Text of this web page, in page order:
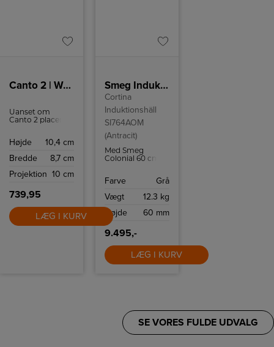
Canto 2 | Wall Light | Galvanized
Uanset om
Canto 2 placeres
helt speciel
Højde
10,4 cm
Bredde
8,7 cm
Projektion 10 cm
739,95
LÆG I KURV
Smeg Induktionskogeplade SI764AOM
Cortina
Induktionshäll
SI764AOM
(Antracit)
Med Smeg
Colonial 60 cm
du tilberede mad
takket være 4
induktionszoner
og flere intuitive
funktioner som
Quickstart og
Powerboost.
Farve
Grå
Vægt
12.3 kg
Højde
60 mm
9.495,-
LÆG I KURV
SE VORES FULDE UDVALG